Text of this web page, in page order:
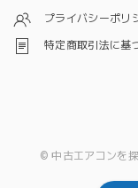
プライバシーポリ
特定商取引法に基
© 中古エアコンを